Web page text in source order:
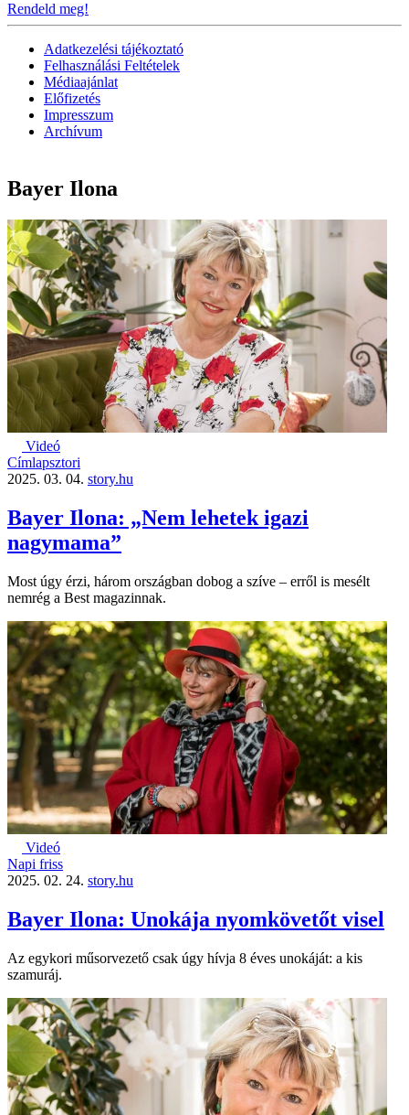
Rendeld meg!
Adatkezelési tájékoztató
Felhasználási Feltételek
Médiaajánlat
Előfizetés
Impresszum
Archívum
Bayer Ilona
Videó
Címlapsztori
2025. 03. 04. story.hu
Bayer Ilona: „Nem lehetek igazi
nagymama”
Most úgy érzi, három országban dobog a szíve – erről is mesélt
nemrég a Best magazinnak.
Videó
Napi friss
2025. 02. 24. story.hu
Bayer Ilona: Unokája nyomkövetőt visel
Az egykori műsorvezető csak úgy hívja 8 éves unokáját: a kis
szamuráj.